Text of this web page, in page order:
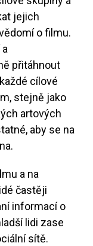
jejich
o filmu.
přitáhnout
cílové
stejně jako
artových
aby se na
a na
častěji
informací o
lidi zase
sítě.